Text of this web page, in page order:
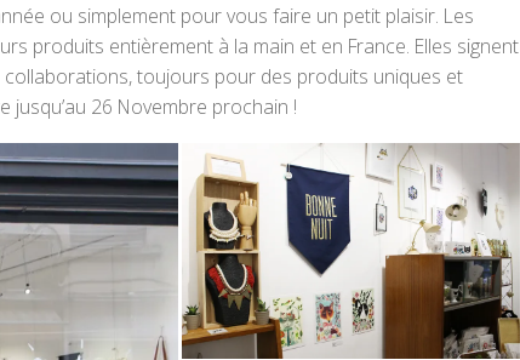
ou simplement pour vous faire un petit plaisir. Les
produits entièrement à la main et en France. Elles signent
toujours pour des produits uniques et
jusqu’au 26 Novembre prochain !